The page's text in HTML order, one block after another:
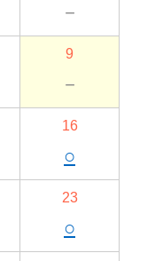
－
9
－
16
○
23
○